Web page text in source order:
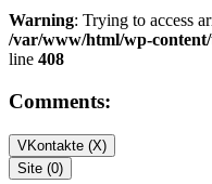
Warning: Trying to access
/var/www/html/wp-
line 408
Comments:
VKontakte (X)
Site (0)